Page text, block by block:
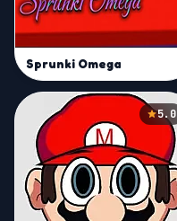
Sprunki Omega
5.0